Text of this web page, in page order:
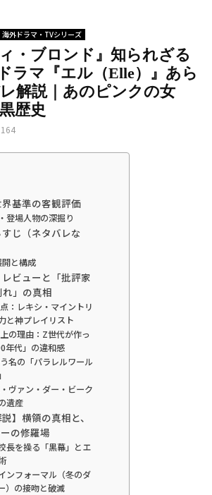
海外ドラマ・TVシリーズ
・ブロンド』知られざる
ラマ『エル（Elle）』あら
解説｜あのピンクの女
歴史
164
基準の客観評価
登場人物の深掘り
じ（ネタバレな
と構成
ビューと「批評家
」の真相
：レキシ・マイントリ
と神プレイリスト
の理由：Z世代が作っ
年代」の違和感
名の「パラレルワール
ヴァン・ダー・ビーク
遺産
】横領の真相と、
の修羅場
長を操る「黒幕」とエ
ンフォーマル（冬のダ
）の接吻と破滅